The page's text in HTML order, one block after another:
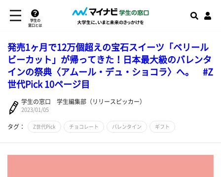
学生の
窓口とは
発売1ヶ月で12万個超えの宝石スイーツ「ベリール
ビーカット」が帰ってきた！日本最大級のバレンタ
インの祭典〈アムール・デュ・ショコラ〉へ。 #Z
世代Pick 10ページ目
学生の窓口 学生編集部（リリースピッカー）
2023/01/05
タグ： Z世代Pick チョコレート バレンタイン ギフト